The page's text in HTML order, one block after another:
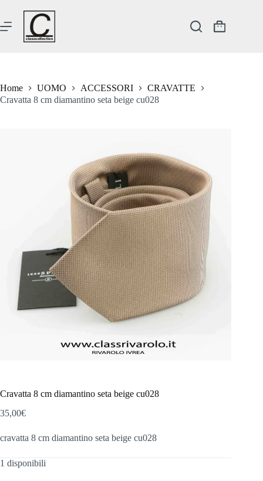
contenuto
Carrello
Home UOMO ACCESSORI
CRAVATTE
Cravatta 8 cm diamantino seta beige cu028
Cravatta 8 cm diamantino seta beige cu028
35,00€
cravatta 8 cm diamantino seta beige cu028
1 disponibili